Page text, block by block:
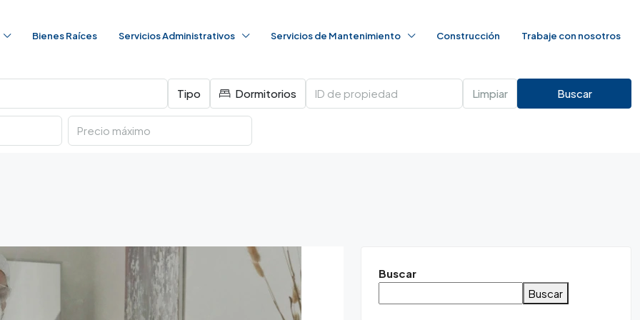
Bienes Raíces Servicios Administrativos Servicios de Mantenimiento Construcción Trabaje con nosotros
Tipo Dormitorios Limpiar Buscar
Buscar
Buscar